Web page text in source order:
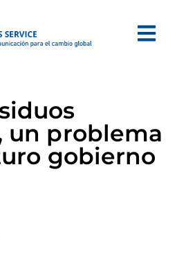
un problema
gobierno